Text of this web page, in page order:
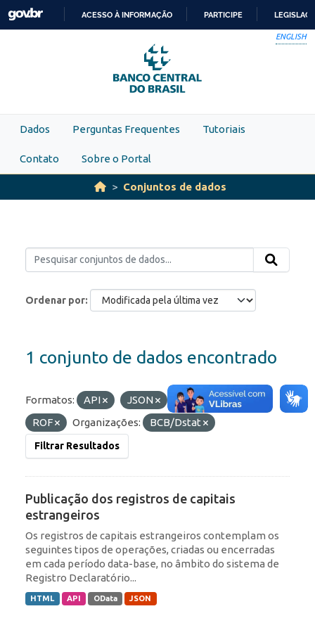
Skip to main content
PARA
O
CONTEÚDO
ACESSO À INFORMAÇÃO PARTICIPE
ENGLISH
Dados Perguntas Frequentes Tutoriais
Contato Sobre o Portal
Conjuntos de dados
Ordenar por
1 conjunto de dados encontrado
Formatos: API JSON Etiquetas:
IED
ROF
Organizações: BCB/Dstat
Filtrar Resultados
Publicação dos registros de capitais
estrangeiros
Os registros de capitais estrangeiros contemplam os
seguintes tipos de operações, criadas ou encerradas
em cada período data-base, no âmbito do sistema de
Registro Declaratório...
HTML API OData JSON